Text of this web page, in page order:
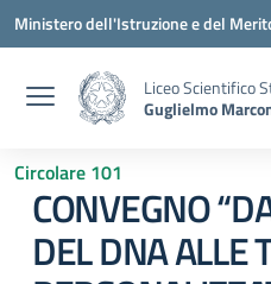
Vai ai contenuti
Vai al menu di navigazione
Vai al footer
Ministero dell'Istruzione e del
Liceo Scientifico
Guglielmo
Circolare 101
CONVEGNO
DEL DNA ALLE